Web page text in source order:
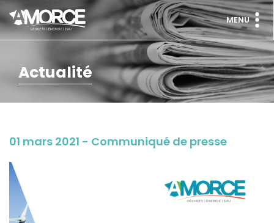
MENU
Actualité
01 mars 2021 - Communiqué de presse